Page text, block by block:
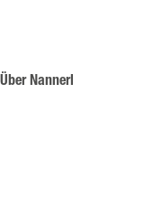
Über Nannerl